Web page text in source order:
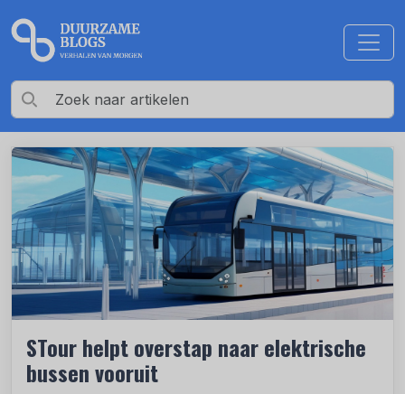
STour helpt overstap naar elektrische
bussen vooruit